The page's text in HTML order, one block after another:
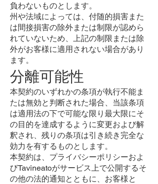
負わないものとします。
州や法域によっては、付随的損害また
は間接損害の除外または制限が認めら
れていないため、上記の制限または除
外がお客様に適用されない場合があり
ます。
分離可能性
本契約のいずれかの条項が執行不能ま
たは無効と判断された場合、当該条項
は適用法の下で可能な限り最大限にそ
の目的を達成するように変更および解
釈され、残りの条項は引き続き完全な
効力を有するものとします。
本契約は、プライバシーポリシーおよ
びTavineatoがサービス上で公開するそ
の他の法的通知とともに、お客様と